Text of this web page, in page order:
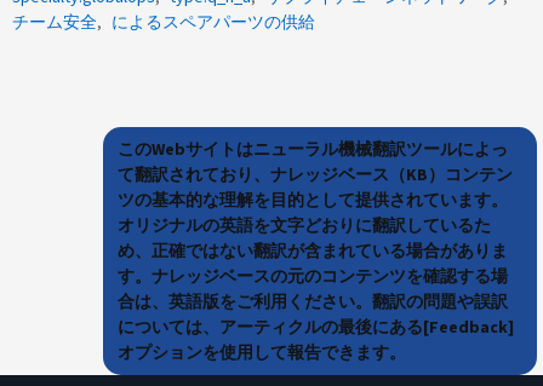
チーム安全
によるスペアパーツの供給
このWebサイトはニューラル機械翻訳ツールによっ
て翻訳されており、ナレッジベース（KB）コンテン
ツの基本的な理解を目的として提供されています。
オリジナルの英語を文字どおりに翻訳しているた
め、正確ではない翻訳が含まれている場合がありま
す。ナレッジベースの元のコンテンツを確認する場
合は、英語版をご利用ください。翻訳の問題や誤訳
については、アーティクルの最後にある[Feedback]
オプションを使用して報告できます。